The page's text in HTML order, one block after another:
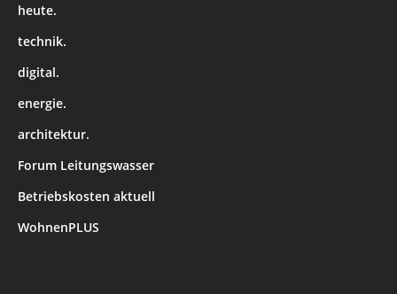
heute.
technik.
digital.
energie.
architektur.
Forum Leitungswasser
Betriebskosten aktuell
WohnenPLUS